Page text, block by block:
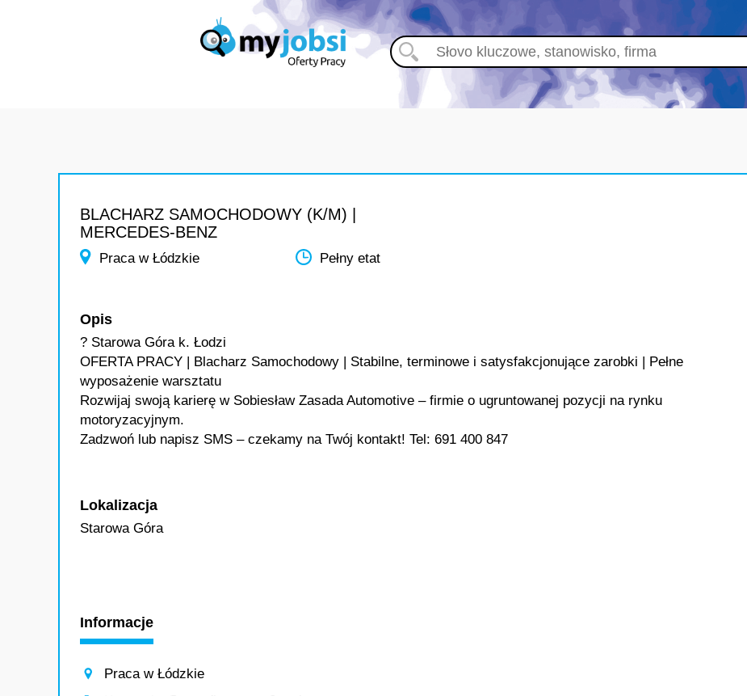
BLACHARZ SAMOCHODOWY (K/M) |
MERCEDES-BENZ
Praca w Łódzkie Pełny etat
Opis
? Starowa Góra k. Łodzi
OFERTA PRACY | Blacharz Samochodowy | Stabilne, terminowe i satysfakcjonujące zarobki | Pełne
wyposażenie warsztatu
Rozwijaj swoją karierę w Sobiesław Zasada Automotive – firmie o ugruntowanej pozycji na rynku
motoryzacyjnym.
Zadzwoń lub napisz SMS – czekamy na Twój kontakt! Tel: 691 400 847
Lokalizacja
Starowa Góra
Informacje
Praca w Łódzkie